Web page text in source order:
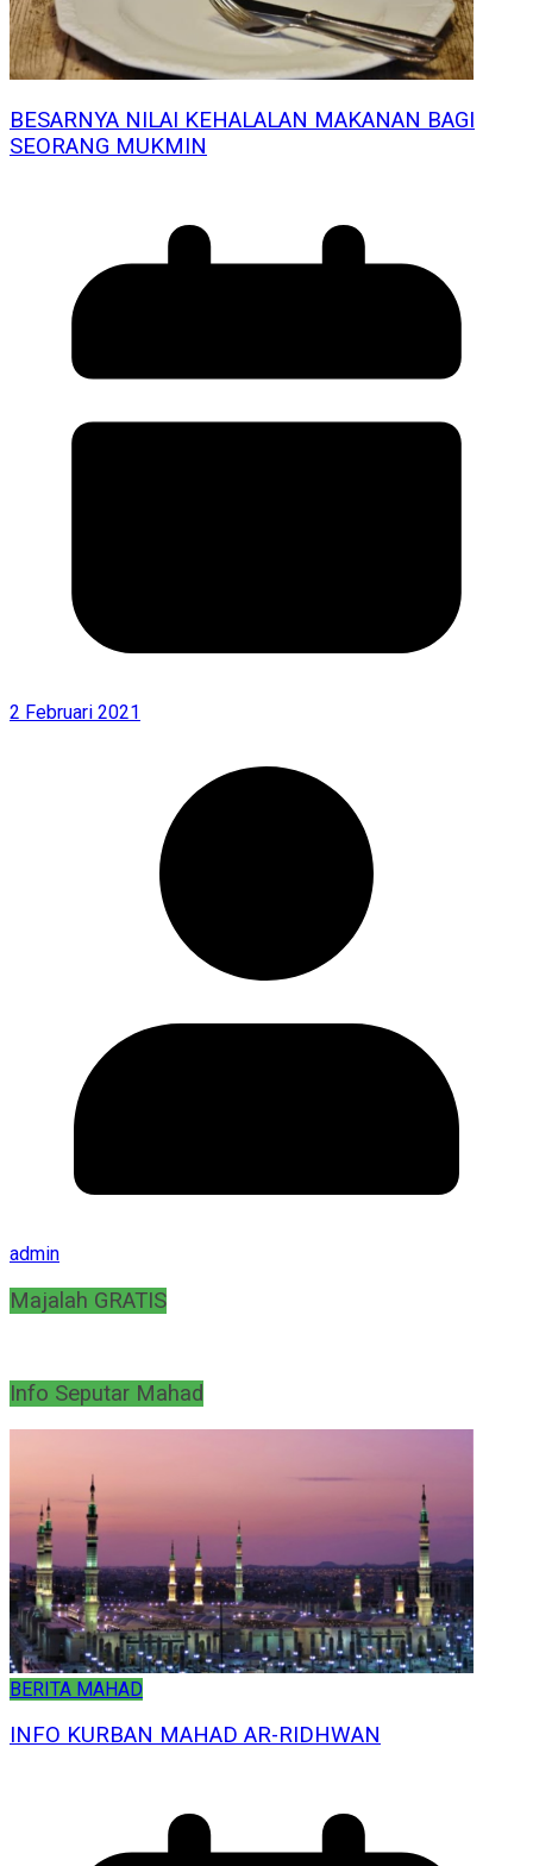
BESARNYA NILAI KEHALALAN MAKANAN BAGI
SEORANG MUKMIN
2 Februari 2021
admin
Majalah GRATIS
Info Seputar Mahad
BERITA MAHAD
INFO KURBAN MAHAD AR-RIDHWAN